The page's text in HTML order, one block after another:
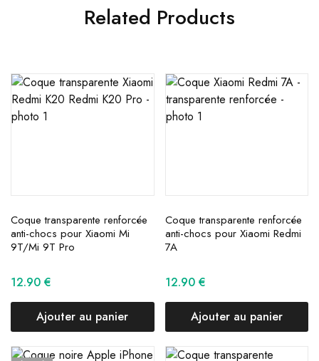
Related Products
Coque transparente renforcée
anti-chocs pour Xiaomi Mi
9T/Mi 9T Pro
12.90 €
Ajouter au panier
Coque transparente renforcée
anti-chocs pour Xiaomi Redmi
7A
12.90 €
Ajouter au panier